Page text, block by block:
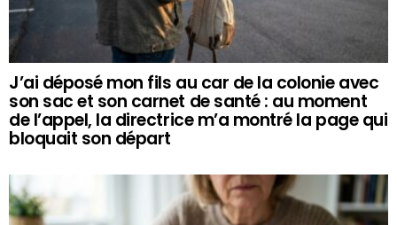
J’ai déposé mon fils au car de la colonie avec
son sac et son carnet de santé : au moment
de l’appel, la directrice m’a montré la page qui
bloquait son départ